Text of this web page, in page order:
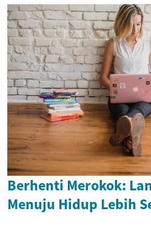
Berhenti Merokok:
Menuju Hidup Lebih